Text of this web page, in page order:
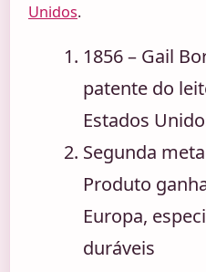
Unidos.
1856– Gail
patente do
Estados
Segunda
Produto
Europa,
duráveis